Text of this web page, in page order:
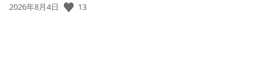
公
2026年8月4日 13